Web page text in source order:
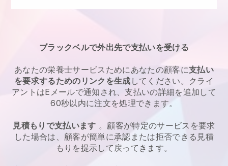
ブラックベルで外出先で支払いを受ける
あなたの栄養士サービス ためにあなたの顧客に支払い
を要求するためのリンクを生成 してください。クライ
アントはEメールで通知され、支払いの詳細を追加して
60秒以内に注文を処理できます。
見積もりで支払います 。顧客が特定のサービスを要求
した場合は、顧客が簡単に承認または拒否できる見積
もりを提示して戻ってきます。